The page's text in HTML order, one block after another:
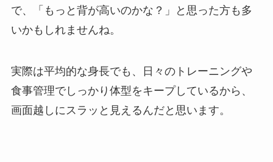
で、「もっと背が高いのかな？」と思った方も多
いかもしれませんね。
実際は平均的な身長でも、日々のトレーニングや
食事管理でしっかり体型をキープしているから、
画面越しにスラッと見えるんだと思います。